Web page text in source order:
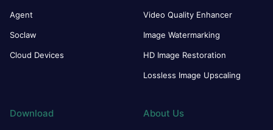
Agent
Soclaw
Cloud Devices
Video Quality Enhancer
Image Watermarking
HD Image Restoration
Lossless Image Upscaling
Download About Us